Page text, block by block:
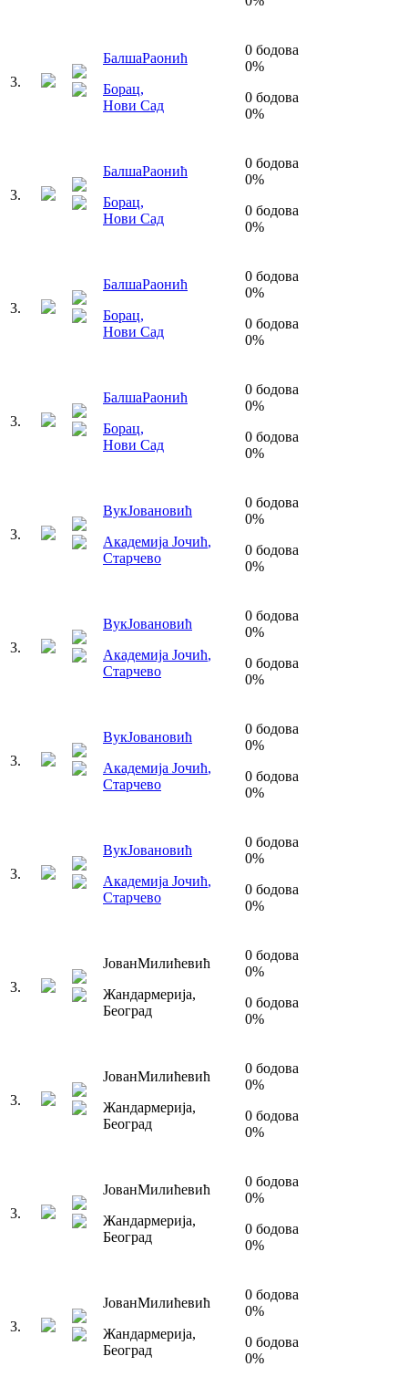
3.
БалшаРаонић
Борац,
Нови Сад
0 бодова
0%
0 бодова
0%
3.
БалшаРаонић
Борац,
Нови Сад
0 бодова
0%
0 бодова
0%
3.
БалшаРаонић
Борац,
Нови Сад
0 бодова
0%
0 бодова
0%
3.
БалшаРаонић
Борац,
Нови Сад
0 бодова
0%
0 бодова
0%
3.
ВукЈовановић
Академија Јочић,
Старчево
0 бодова
0%
0 бодова
0%
3.
ВукЈовановић
Академија Јочић,
Старчево
0 бодова
0%
0 бодова
0%
3.
ВукЈовановић
Академија Јочић,
Старчево
0 бодова
0%
0 бодова
0%
3.
ВукЈовановић
Академија Јочић,
Старчево
0 бодова
0%
0 бодова
0%
3.
ЈованМилићевић
Жандармерија,
Београд
0 бодова
0%
0 бодова
0%
3.
ЈованМилићевић
Жандармерија,
Београд
0 бодова
0%
0 бодова
0%
3.
ЈованМилићевић
Жандармерија,
Београд
0 бодова
0%
0 бодова
0%
3.
ЈованМилићевић
Жандармерија,
Београд
0 бодова
0%
0 бодова
0%